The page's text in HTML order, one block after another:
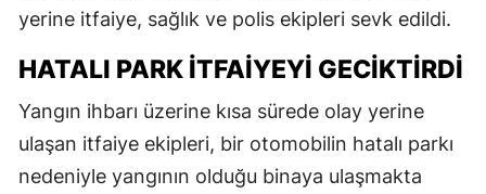
yerine itfaiye, sağlık ve polis ekipleri sevk edildi.
HATALI PARK İTFAIYEYI GECIKTIRDI
Yangın ihbarı üzerine kısa sürede olay yerine
ulaşan itfaiye ekipleri, bir otomobilin hatalı parkı
nedeniyle yangının olduğu binaya ulaşmakta